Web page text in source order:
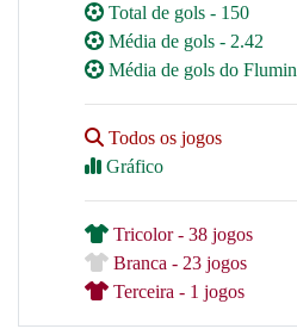
Total de gols - 150
Média de gols - 2.42
Média de gols do
Todos os jogos
Gráfico
Tricolor - 38 jogos
Branca - 23 jogos
Terceira - 1 jogos